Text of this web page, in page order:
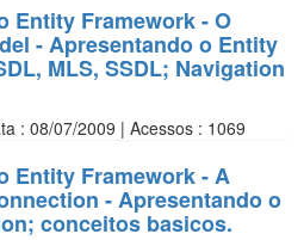
Entity Framework - O
- Apresentando o Entity
MLS, SSDL; Navigation
: 08/07/2009 | Acessos : 1069
Entity Framework - A
- Apresentando o
conceitos basicos.